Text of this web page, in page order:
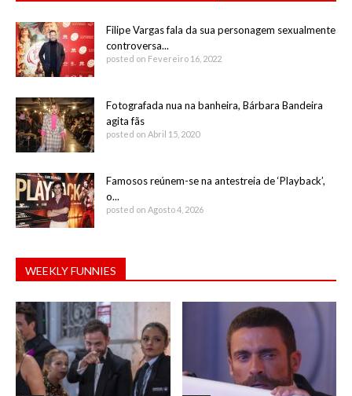
Filipe Vargas fala da sua personagem sexualmente
controversa...
posted on Fevereiro 16, 2022
Fotografada nua na banheira, Bárbara Bandeira
agita fãs
posted on Abril 15, 2020
Famosos reúnem-se na antestreia de ‘Playback’,
o...
posted on Agosto 4, 2026
WEEKLY FUNNIES